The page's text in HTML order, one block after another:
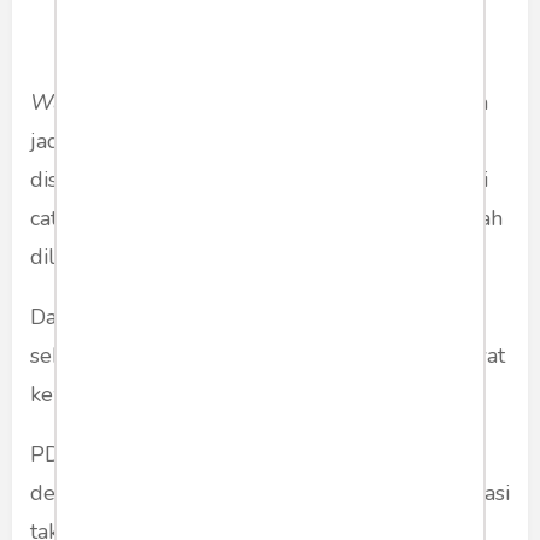
Walk out
terhadap Dedi Mulyadi memang bisa
jadi simbol ketegasan PDIP. Tapi jika tidak
disertai narasi substantif, ia hanya akan menjadi
catatan kecil dalam sejarah; teatrikal, tapi mudah
dilupakan.
Dalam demokrasi yang matang, oposisi bukan
sekadar lawan, tetapi mitra kritis dalam merawat
kewarasan kekuasaan.
PDIP punya pilihan: tetap menjadi partai besar
dengan gagasan, atau terjebak dalam konfrontasi
tak produktif.